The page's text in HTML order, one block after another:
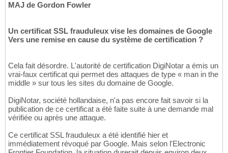
MAJ de Gordon Fowler
Un certificat SSL frauduleux vise les domaines de Google
Vers une remise en cause du système de certification ?
Cela fait désordre. L'autorité de certification DigiNotar a émis un
vrai-faux certificat qui permet des attaques de type « man in the
middle » sur tous les sites du domaine de Google.
DigiNotar, société hollandaise, n'a pas encore fait savoir si la
publication de ce certificat a été faite suite à une demande mal
vérifiée ou après une attaque.
Ce certificat SSL frauduleux a été identifié hier et
immédiatement révoqué par Google. Mais selon l'Electronic